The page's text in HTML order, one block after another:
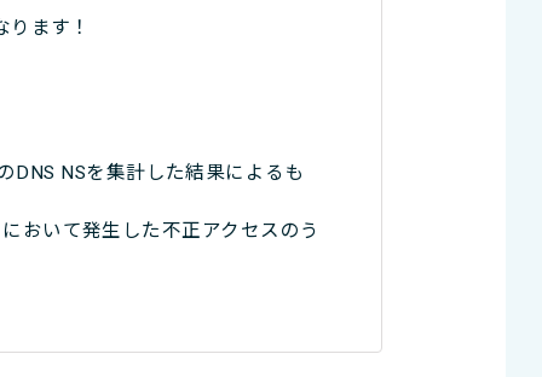
ます！
NSを集計した結果によるも
おいて発生した不正アクセスのう